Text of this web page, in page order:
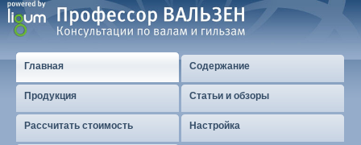
Главная Содержание
Продукция Статьи и обзоры
Рассчитать стоимость Настройка